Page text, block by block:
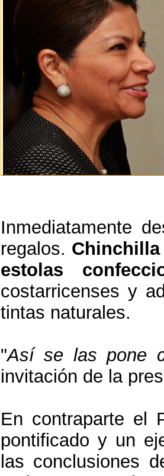
Inmediatamente
regalos.
estolas
costarricenses y
tintas naturales.
"Así se las pone
invitación de la
En contraparte el
pontificado y un
las conclusiones